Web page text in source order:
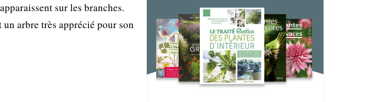
sur les branches.
arbre très apprécié pour son